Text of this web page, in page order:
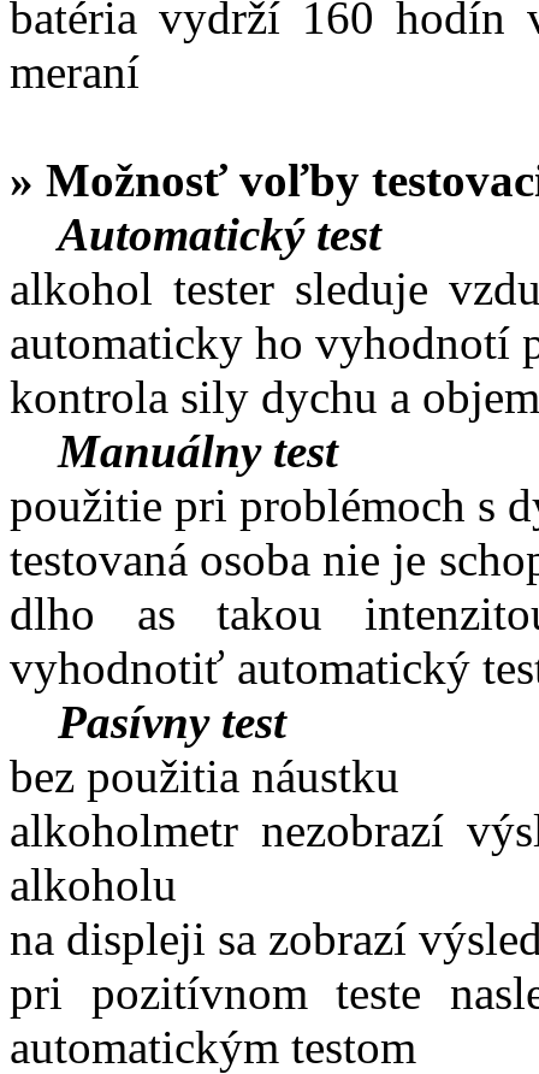
batéria vydrží 160 hodín
meraní
» Možnosť voľby
Automatický test
alkohol tester sleduje
automaticky ho vyhodnotí
kontrola sily dychu a
Manuálny test
použitie pri problémoch s
testovaná osoba nie je
dlho as takou
vyhodnotiť automatický
Pasívny test
bez použitia náustku
alkoholmetr nezobrazí
alkoholu
na displeji sa zobrazí
pri pozitívnom teste
automatickým testom